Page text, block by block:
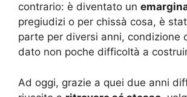
contrario: è diventato un
pregiudizi o per chissà cosa, è
parte per diversi anni, condizione
dato non poche difficoltà a
Ad oggi, grazie a quei due anni